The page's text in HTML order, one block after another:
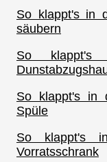
So klappt's in
säubern
So
So klappt's in
Spüle
So klappt's
Vorratsschrank